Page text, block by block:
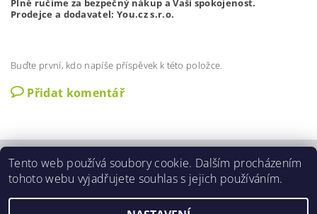
Plně ručíme za bezpečný nákup a Vaši spokojenost.
Prodejce a dodavatel: You.cz s.r.o.
Buďte první, kdo napíše příspěvek k této položce.
Přidat komentář
Zobrazit akční slevy | O nás | Kontakty | Obchodní podmínky
GDPR podmínky | Aktuální nabídka slev
Tento web používá soubory cookie. Dalším procházením
tohoto webu vyjadřujete souhlas s jejich používáním.